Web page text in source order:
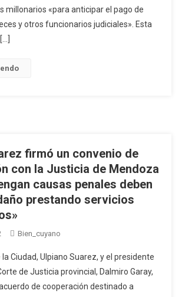
millonarios «para anticipar el pago de
y otros funcionarios judiciales». Esta
firmó un convenio de
con la Justicia de Mendoza
causas penales deben
prestando servicios
Bien_cuyano
Ciudad, Ulpiano Suarez, y el presidente
de Justicia provincial, Dalmiro Garay,
de cooperación destinado a